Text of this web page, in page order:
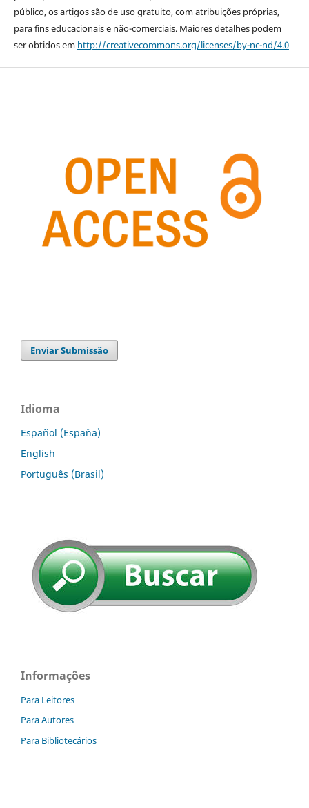
público, os artigos são de uso gratuito, com atribuições próprias,
para fins educacionais e não-comerciais. Maiores detalhes podem
ser obtidos em http://creativecommons.org/licenses/by-nc-nd/4.0
Enviar Submissão
Idioma
Español (España)
English
Português (Brasil)
Informações
Para Leitores
Para Autores
Para Bibliotecários